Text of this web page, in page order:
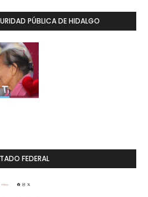
PÚBLICA DE HIDALGO
FEDERAL